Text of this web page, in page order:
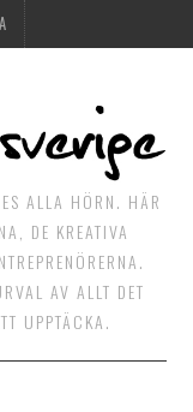
ALLA HÖRN. HÄR
DE KREATIVA
AV ALLT DET
UPPTÄCKA.